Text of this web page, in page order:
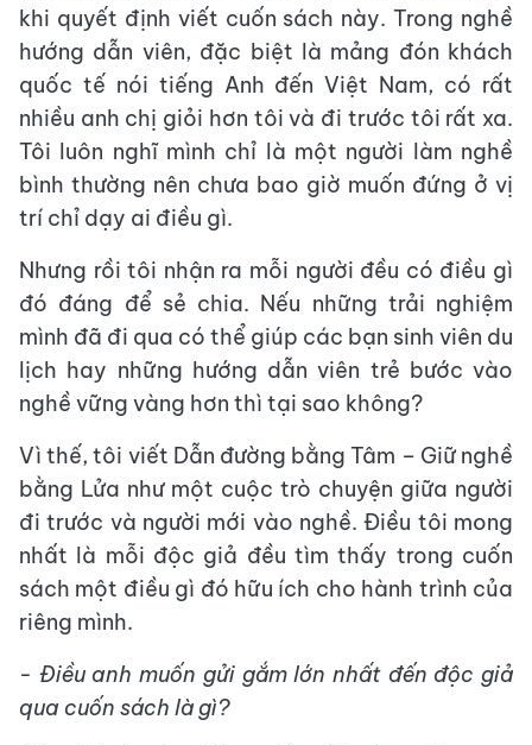
khi quyết định viết cuốn sách này. Trong nghề
hướng dẫn viên, đặc biệt là mảng đón khách
quốc tế nói tiếng Anh đến Việt Nam, có rất
nhiều anh chị giỏi hơn tôi và đi trước tôi rất xa.
Tôi luôn nghĩ mình chỉ là một người làm nghề
bình thường nên chưa bao giờ muốn đứng ở vị
trí chỉ dạy ai điều gì.
Nhưng rồi tôi nhận ra mỗi người đều có điều gì
đó đáng để sẻ chia. Nếu những trải nghiệm
mình đã đi qua có thể giúp các bạn sinh viên du
lịch hay những hướng dẫn viên trẻ bước vào
nghề vững vàng hơn thì tại sao không?
Vì thế, tôi viết Dẫn đường bằng Tâm – Giữ nghề
bằng Lửa như một cuộc trò chuyện giữa người
đi trước và người mới vào nghề. Điều tôi mong
nhất là mỗi độc giả đều tìm thấy trong cuốn
sách một điều gì đó hữu ích cho hành trình của
riêng mình.
- Điều anh muốn gửi gắm lớn nhất đến độc giả
qua cuốn sách là gì?